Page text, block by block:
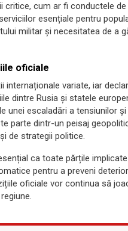
critice, cum ar fi conductele
esențiale pentru
militar și necesitatea de a
oficiale
internaționale variate, iar
dintre Rusia și statele
unei escaladări a tensiunilor
parte dintr-un peisaj
de strategii politice.
ca toate părțile
pentru a preveni
oficiale vor continua să